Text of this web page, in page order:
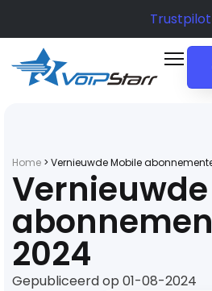
Trustpilot
Home > Vernieuwde Mobile
2024
Gepubliceerd op 01-08-2024